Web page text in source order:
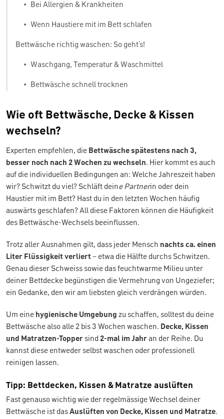
• Bei Allergien & Krankheiten
• Wenn Haustiere mit im Bett schlafen
Bettwäsche richtig waschen: So geht’s!
• Waschgang, Temperatur & Waschmittel
• Bettwäsche schnell trocknen
Wie oft Bettwäsche, Decke & Kissen
wechseln?
Experten empfehlen, die Bettwäsche spätestens nach 3,
besser noch nach 2 Wochen zu wechseln. Hier kommt es auch
auf die individuellen Bedingungen an: Welche Jahreszeit haben
wir? Schwitzt du viel? Schläft deine Partnerin oder dein
Haustier mit im Bett? Hast du in den letzten Wochen häufig
auswärts geschlafen? All diese Faktoren können die Häufigkeit
des Bettwäsche-Wechsels beeinflussen.
Trotz aller Ausnahmen gilt, dass jeder Mensch nachts ca. einen
Liter Flüssigkeit verliert – etwa die Hälfte durchs Schwitzen.
Genau dieser Schweiss sowie das feuchtwarme Milieu unter
deiner Bettdecke begünstigen die Vermehrung von Ungeziefer;
ein Gedanke, den wir am liebsten gleich verdrängen würden.
Um eine hygienische Umgebung zu schaffen, solltest du deine
Bettwäsche also alle 2 bis 3 Wochen waschen. Decke, Kissen
und Matratzen-Toppersind 2-mal im Jahran der Reihe. Du
kannst diese entweder selbst waschen oder professionell
reinigen lassen.
Tipp: Bettdecken, Kissen & Matratze auslüften
Fast genauso wichtig wie der regelmässige Wechsel deiner
Bettwäsche ist dasAuslüften von Decke, Kissen und Matratze.